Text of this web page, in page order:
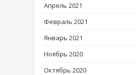
Апрель 2021
Февраль 2021
Январь 2021
Ноябрь 2020
Октябрь 2020